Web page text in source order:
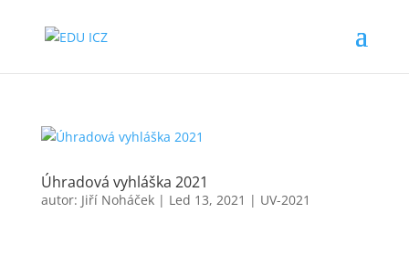
Úhradová vyhláška 2021
autor: Jiří Noháček| Led 13, 2021 | UV-2021